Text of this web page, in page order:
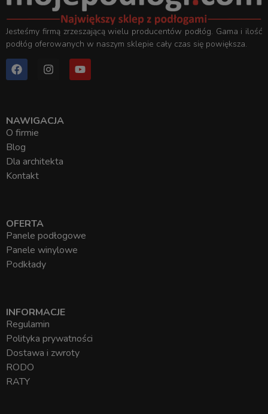
Jesteśmy firmą zrzeszającą wielu producentów podłóg. Gama i ilość
podłóg oferowanych w naszym sklepie cały czas się powiększa.
NAWIGACJA
O firmie
Blog
Dla architekta
Kontakt
OFERTA
Panele podłogowe
Panele winylowe
Podkłady
INFORMACJE
Regulamin
Polityka prywatności
Dostawa i zwroty
RODO
RATY